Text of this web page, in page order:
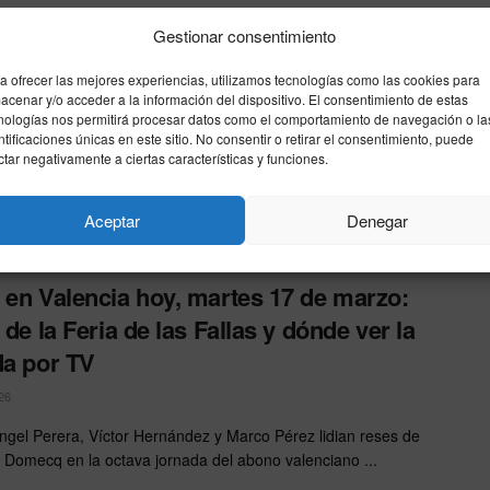
Gestionar consentimiento
ofrecer las mejores experiencias, utilizamos tecnologías como las cookies para
y/o acceder a la información del dispositivo. El consentimiento de estas
nos permitirá procesar datos como el comportamiento de navegación o
únicas en este sitio. No consentir o retirar el consentimiento, puede
negativamente a ciertas características y funciones.
Aceptar Denegar
hoy en la Maestranza, jueves 16
horario, cartel y dónde ver a Morante
la Puebla regresa al coso sevillano junto a Juan Ortega y el
Hernández para lidiar una ...
Valencia hoy, martes 17 de marzo:
la Feria de las Fallas y dónde ver la
por TV
Perera, Víctor Hernández y Marco Pérez lidian reses de
Domecq en la octava jornada del abono valenciano ...